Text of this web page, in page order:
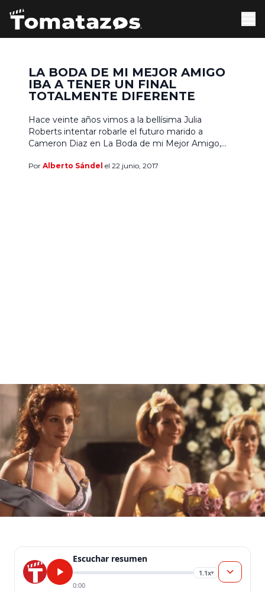
LA BODA DE MI MEJOR AMIGO
IBA A TENER UN FINAL
TOTALMENTE DIFERENTE
Hace veinte años vimos a la bellísima Julia
Roberts intentar robarle el futuro marido a
Cameron Diaz en La Boda de mi Mejor Amigo,
éxito, tanto en la taquilla -recaudando casi US$300
Por Alberto Sándel el 22 junio, 2017
Escuchar resumen
1.1x▾
0:00